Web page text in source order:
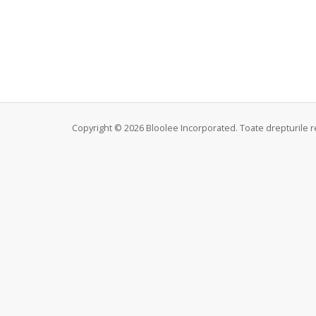
Copyright © 2026 Bloolee Incorporated. Toate drepturile